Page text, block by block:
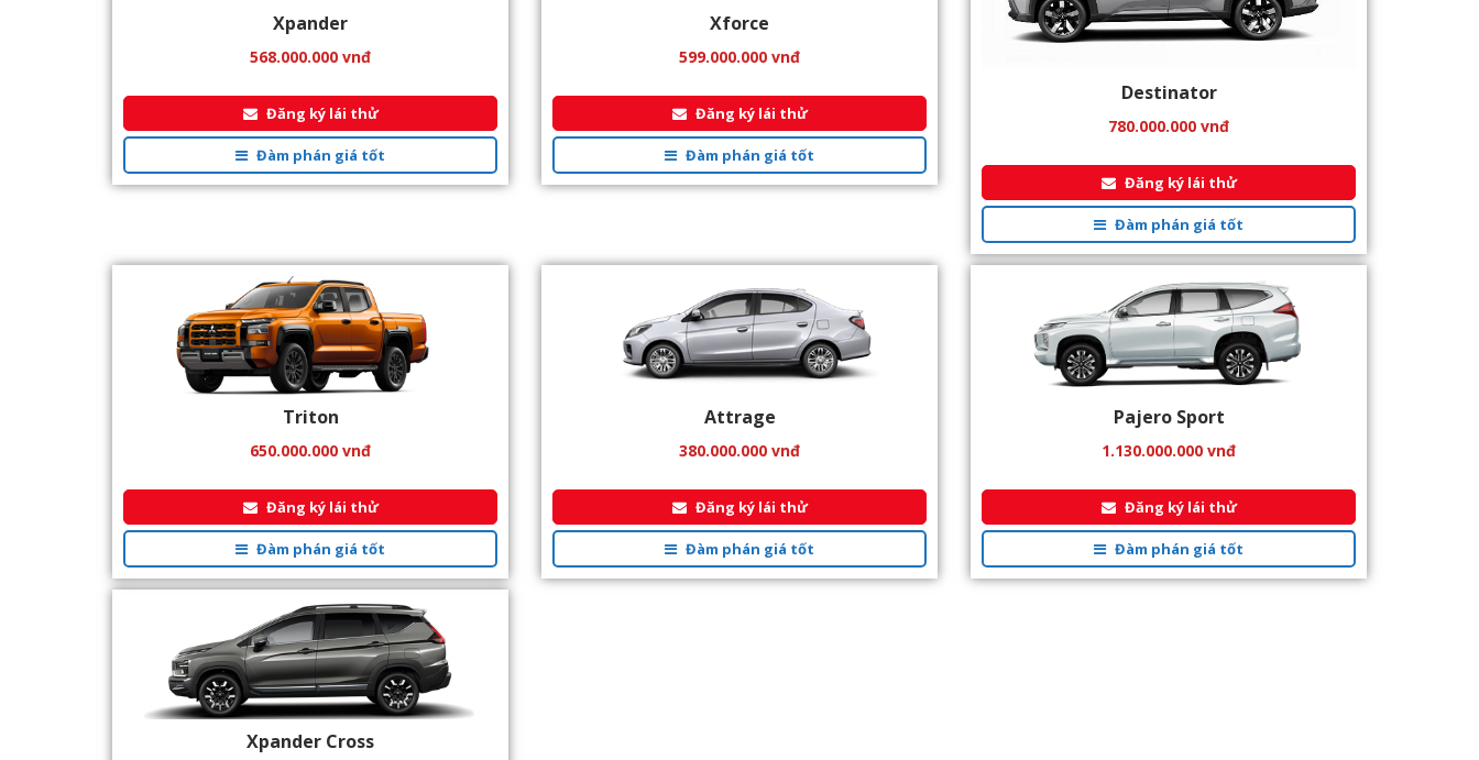
Xpander
568.000.000 vnđ
Đăng ký lái thử
Đàm phán giá tốt
Xforce
599.000.000 vnđ
Đăng ký lái thử
Đàm phán giá tốt
Destinator
780.000.000 vnđ
Đăng ký lái thử
Đàm phán giá tốt
Triton
650.000.000 vnđ
Đăng ký lái thử
Đàm phán giá tốt
Attrage
380.000.000 vnđ
Đăng ký lái thử
Đàm phán giá tốt
Pajero Sport
1.130.000.000 vnđ
Đăng ký lái thử
Đàm phán giá tốt
Xpander Cross